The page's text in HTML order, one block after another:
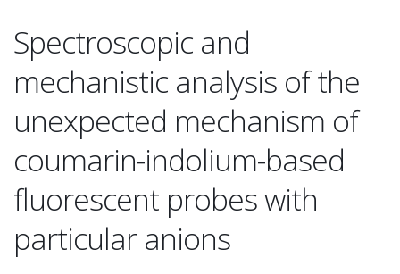
Spectroscopic and
mechanistic analysis of the
unexpected mechanism of
coumarin-indolium-based
fluorescent probes with
particular anions